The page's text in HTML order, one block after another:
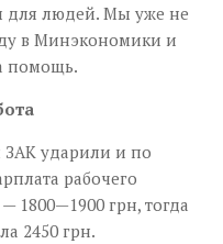
для людей. Мы уже не
в Мин­экономики и
помощь.
ударили и по
рабочего
1800—1900 грн, тогда
2450 грн.